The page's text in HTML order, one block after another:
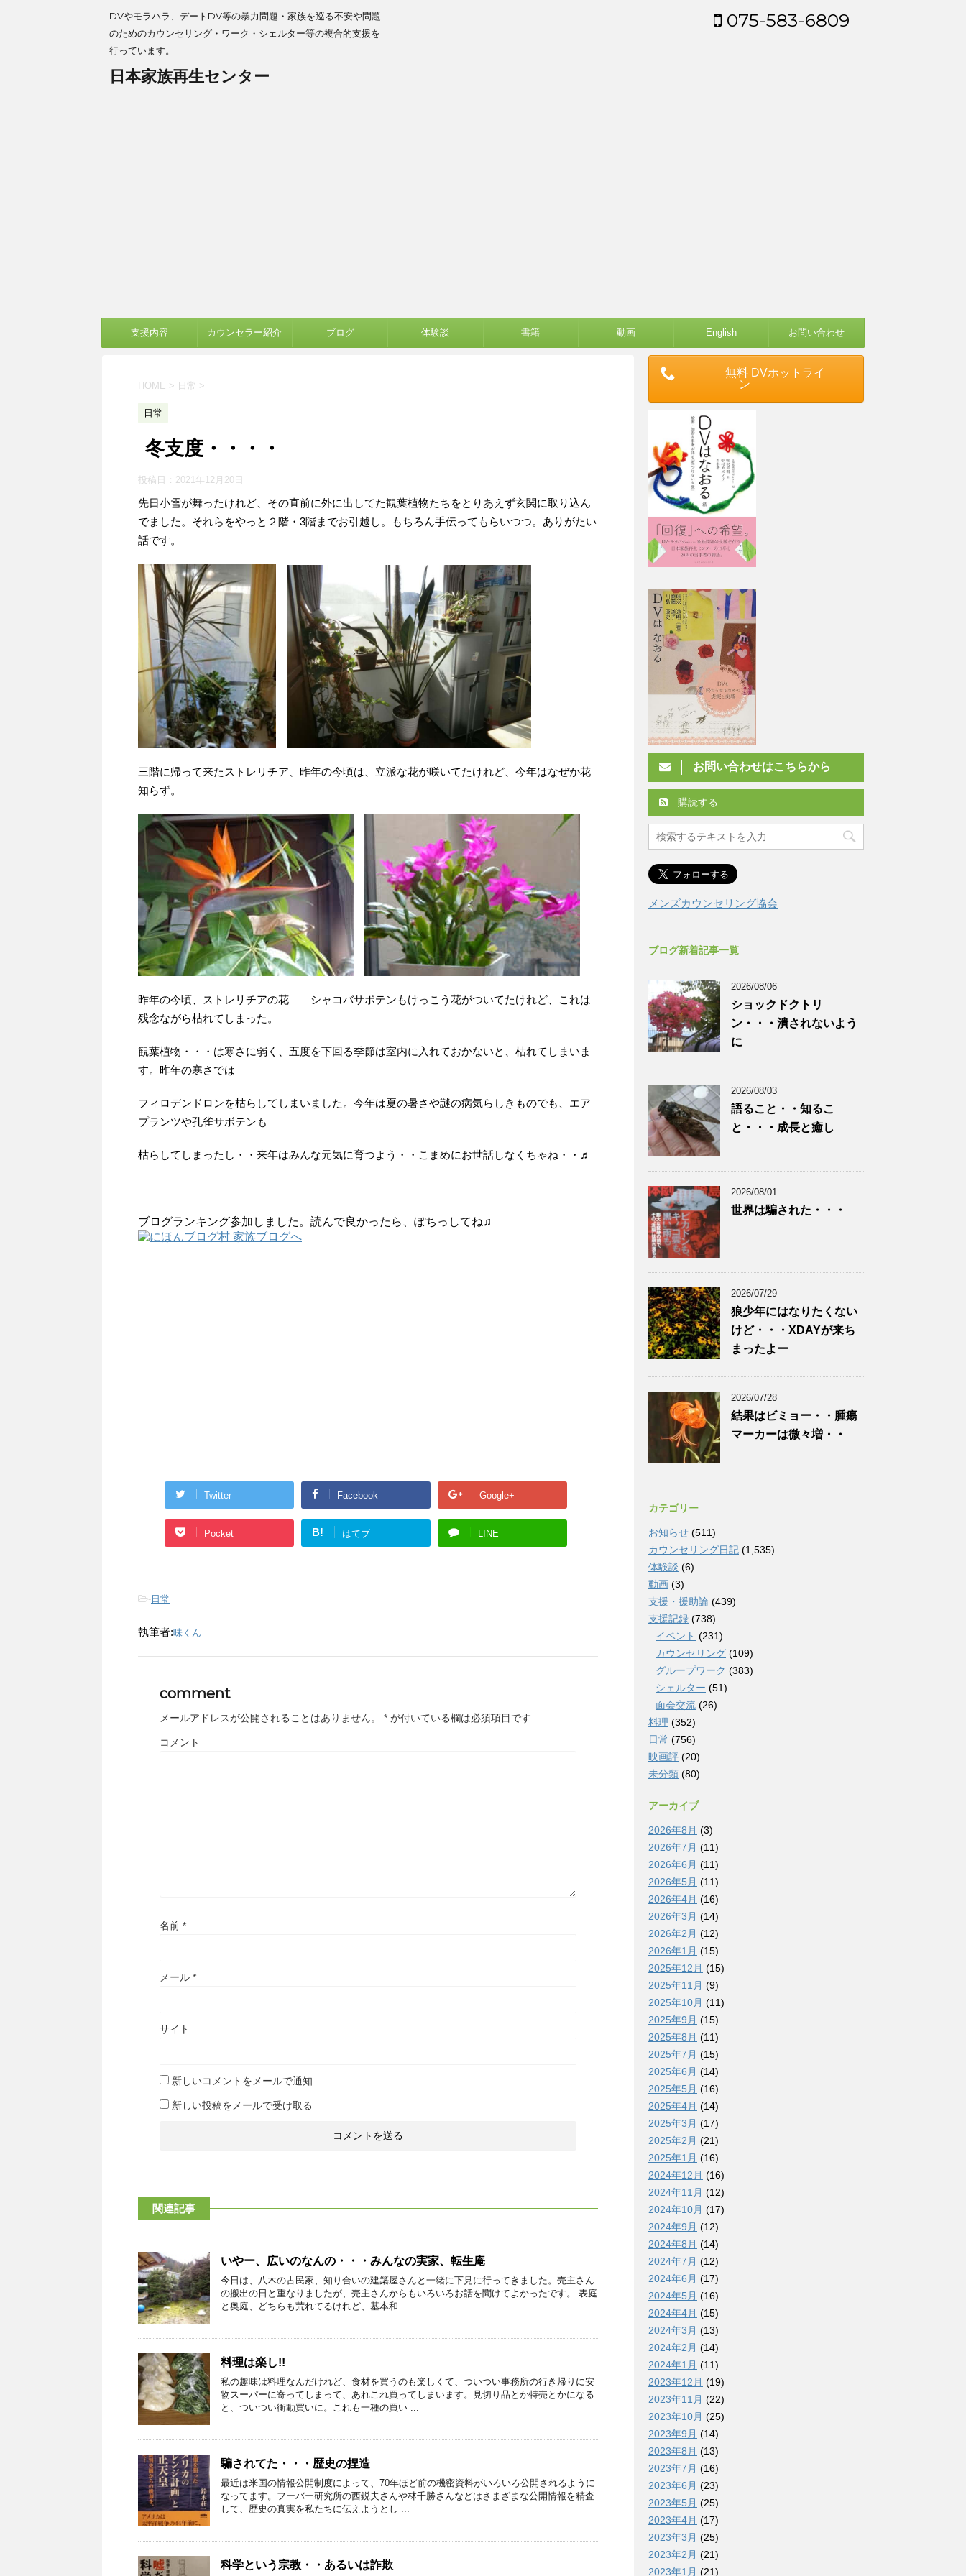
DVやモラハラ、デートDV等の暴力問題・家族を巡る不安や問題
のためのカウンセリング・ワーク・シェルター等の複合的支援を
行っています。
日本家族再生センター
075-583-6809
支援内容 カウンセラー紹介 ブログ 体験談 書籍 動画 English お問い合わせ
HOME > 日常 >
日常
冬支度・・・・
投稿日： 2021年12月20日
先日小雪が舞ったけれど、その直前に外に出してた観葉植物たちをとりあえず玄関に取り込ん
でました。それらをやっと２階・3階までお引越し。もちろん手伝ってもらいつつ。ありがたい
話です。
三階に帰って来たストレリチア、昨年の今頃は、立派な花が咲いてたけれど、今年はなぜか花
知らず。
昨年の今頃、ストレリチアの花 シャコバサボテンもけっこう花がついてたけれど、これは
残念ながら枯れてしまった。
観葉植物・・・は寒さに弱く、五度を下回る季節は室内に入れておかないと、枯れてしまいま
す。昨年の寒さでは
フィロデンドロンを枯らしてしまいました。今年は夏の暑さや謎の病気らしきものでも、エア
プランツや孔雀サボテンも
枯らしてしまったし・・来年はみんな元気に育つよう・・こまめにお世話しなくちゃね・・♬
ブログランキング参加しました。読んで良かったら、ぽちっしてね♫
Twitter Facebook Google+
Pocket B! はてブ LINE
- 日常
執筆者:味くん
comment
メールアドレスが公開されることはありません。 * が付いている欄は必須項目です
コメント
名前 *
メール *
サイト
新しいコメントをメールで通知
新しい投稿をメールで受け取る
関連記事
いやー、広いのなんの・・・みんなの実家、転生庵
今日は、八木の古民家、知り合いの建築屋さんと一緒に下見に行ってきました。売主さん
の搬出の日と重なりましたが、売主さんからもいろいろお話を聞けてよかったです。 表庭
と奥庭、どちらも荒れてるけれど、基本和 ...
料理は楽し!!
私の趣味は料理なんだけれど、食材を買うのも楽しくて、ついつい事務所の行き帰りに安
物スーパーに寄ってしまって、あれこれ買ってしまいます。見切り品とか特売とかになる
と、ついつい衝動買いに。これも一種の買い ...
騙されてた・・・歴史の捏造
最近は米国の情報公開制度によって、70年ほど前の機密資料がいろいろ公開されるように
なってます。フーバー研究所の西鋭夫さんや林千勝さんなどはさまざまな公開情報を精査
して、歴史の真実を私たちに伝えようとし ...
科学という宗教・・あるいは詐欺
無料 DVホットライ
ン
お問い合わせはこちらから
購読する
メンズカウンセリング協会
ブログ新着記事一覧
2026/08/06
ショックドクトリ
ン・・・潰されないよう
に
2026/08/03
語ること・・知るこ
と・・・成長と癒し
2026/08/01
世界は騙された・・・
2026/07/29
狼少年にはなりたくない
けど・・・XDAYが来ち
まったよー
2026/07/28
結果はビミョー・・腫瘍
マーカーは微々増・・
カテゴリー
お知らせ (511)
カウンセリング日記 (1,535)
体験談 (6)
動画 (3)
支援・援助論 (439)
支援記録 (738)
イベント (231)
カウンセリング (109)
グループワーク (383)
シェルター (51)
面会交流 (26)
料理 (352)
日常 (756)
映画評 (20)
未分類 (80)
アーカイブ
2026年8月 (3)
2026年7月 (11)
2026年6月 (11)
2026年5月 (11)
2026年4月 (16)
2026年3月 (14)
2026年2月 (12)
2026年1月 (15)
2025年12月 (15)
2025年11月 (9)
2025年10月 (11)
2025年9月 (15)
2025年8月 (11)
2025年7月 (15)
2025年6月 (14)
2025年5月 (16)
2025年4月 (14)
2025年3月 (17)
2025年2月 (21)
2025年1月 (16)
2024年12月 (16)
2024年11月 (12)
2024年10月 (17)
2024年9月 (12)
2024年8月 (14)
2024年7月 (12)
2024年6月 (17)
2024年5月 (16)
2024年4月 (15)
2024年3月 (13)
2024年2月 (14)
2024年1月 (11)
2023年12月 (19)
2023年11月 (22)
2023年10月 (25)
2023年9月 (14)
2023年8月 (13)
2023年7月 (16)
2023年6月 (23)
2023年5月 (25)
2023年4月 (17)
2023年3月 (25)
2023年2月 (21)
2023年1月 (21)